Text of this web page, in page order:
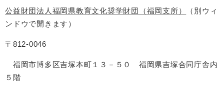
公益財団法人福岡県教育文化奨学財団（福岡支所）
（別ウィ
ンドウで開きます）
〒812-0046
福岡市博多区吉塚本町１３－５０ 福岡県吉塚合同庁舎内
５階